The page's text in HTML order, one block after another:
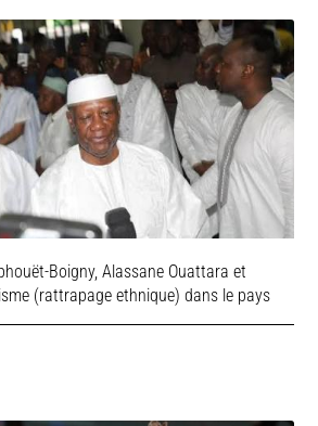
Boigny, Alassane Ouattara et
(rattrapage ethnique) dans le pays